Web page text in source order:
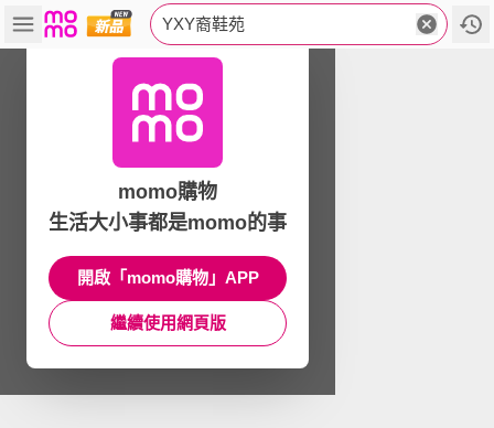
YXY裔鞋苑
momo購物
生活大小事都是momo的事
開啟「momo購物」APP
繼續使用網頁版